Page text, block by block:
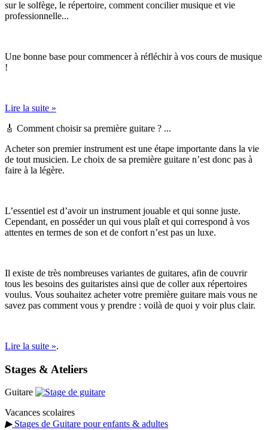
sur le solfège, le répertoire, comment concilier musique et vie
professionnelle...
Une bonne base pour commencer à réfléchir à vos cours de musique
!
Lire la suite »
🎸 Comment choisir sa première guitare ? ...
Acheter son premier instrument est une étape importante dans la vie
de tout musicien. Le choix de sa première guitare n’est donc pas à
faire à la légère.
L’essentiel est d’avoir un instrument jouable et qui sonne juste.
Cependant, en posséder un qui vous plaît et qui correspond à vos
attentes en termes de son et de confort n’est pas un luxe.
Il existe de très nombreuses variantes de guitares, afin de couvrir
tous les besoins des guitaristes ainsi que de coller aux répertoires
voulus. Vous souhaitez acheter votre première guitare mais vous ne
savez pas comment vous y prendre : voilà de quoi y voir plus clair.
Lire la suite ».
Stages & Ateliers
Guitare
Vacances scolaires
▶Stages de Guitare pour enfants & adultes